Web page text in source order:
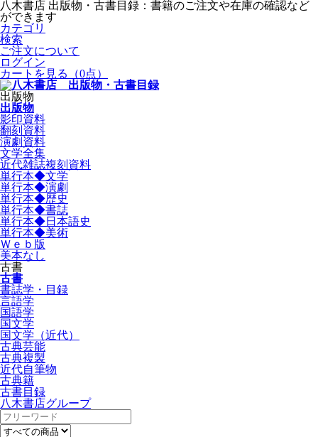
八木書店 出版物・古書目録：書籍のご注文や在庫の確認など
ができます
カテゴリ
検索
ご注文について
ログイン
カートを見る
（0点）
出版物
出版物
影印資料
翻刻資料
演劇資料
文学全集
近代雑誌複刻資料
単行本◆文学
単行本◆演劇
単行本◆歴史
単行本◆書誌
単行本◆日本語史
単行本◆美術
Ｗｅｂ版
美本なし
古書
古書
書誌学・目録
言語学
国語学
国文学
国文学（近代）
古典芸能
古典複製
近代自筆物
古典籍
古書目録
八木書店グループ